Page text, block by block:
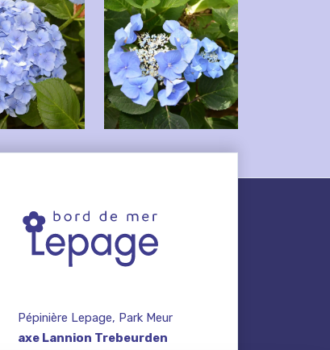
Pépinière Lepage, Park Meur
axe Lannion Trebeurden